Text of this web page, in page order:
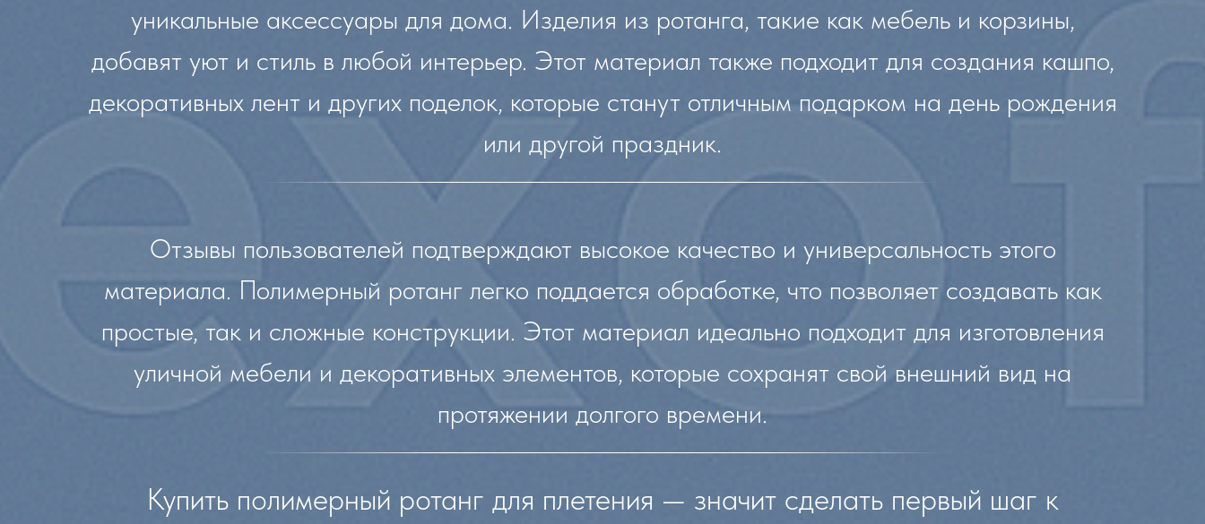
уникальные аксессуары для дома. Изделия из ротанга, такие как мебель и корзины,
добавят уют и стиль в любой интерьер. Этот материал также подходит для создания кашпо,
декоративных лент и других поделок, которые станут отличным подарком на день рождения
или другой праздник.
Отзывы пользователей подтверждают высокое качество и универсальность этого
материала. Полимерный ротанг легко поддается обработке, что позволяет создавать как
простые, так и сложные конструкции. Этот материал идеально подходит для изготовления
уличной мебели и декоративных элементов, которые сохранят свой внешний вид на
протяжении долгого времени.
Купить полимерный ротанг для плетения — значит сделать первый шаг к